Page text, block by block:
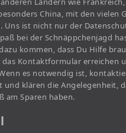
China, mit den vielen
Uns ist nicht nur der
bei der Schnäppchenjagd
kommen, dass Du Hilfe
Kontaktformular erreichen
es notwendig ist,
und klären die Angelegenheit,
am Sparen haben.